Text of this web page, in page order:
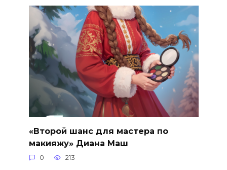
«Второй шанс для мастера по
макияжу» Диана Маш
0 213